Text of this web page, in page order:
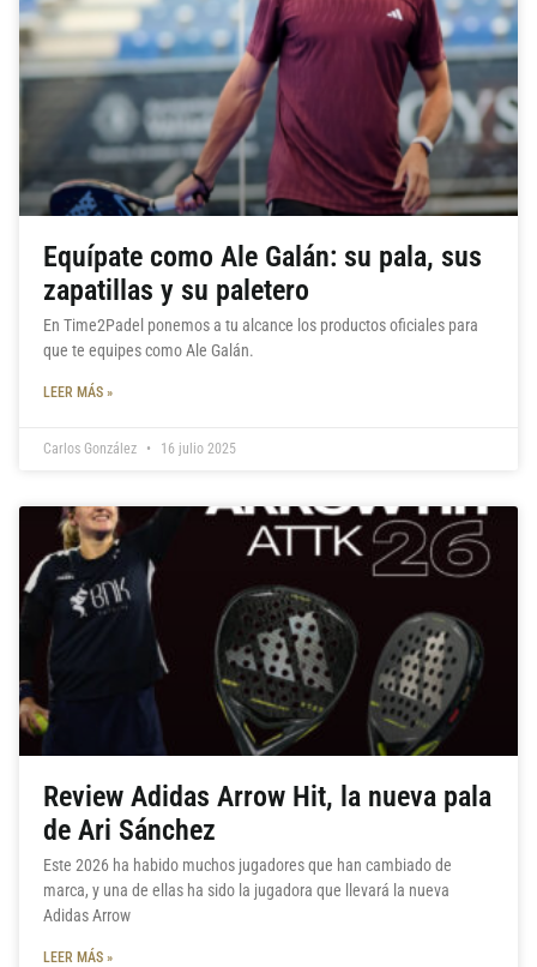
Equípate como Ale Galán: su pala, sus
zapatillas y su paletero
En Time2Padel ponemos a tu alcance los productos oficiales para
que te equipes como Ale Galán.
LEER MÁS »
Carlos González 16 julio 2025
Review Adidas Arrow Hit, la nueva pala
de Ari Sánchez
Este 2026 ha habido muchos jugadores que han cambiado de
marca, y una de ellas ha sido la jugadora que llevará la nueva
Adidas Arrow
LEER MÁS »